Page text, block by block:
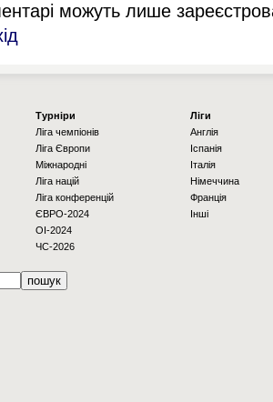
можуть лише
Турніри
Ліга чемпіонів
Ліга Європи
Міжнародні
Ліга націй
Ліга конференцій
ЄВРО-2024
OI-2024
ЧС-2026
Ліги
Англія
Іспанія
Італія
Німеччина
Франція
Інші